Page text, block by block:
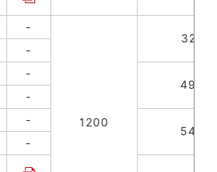
-
1200
32
-
-
49
-
-
54
-